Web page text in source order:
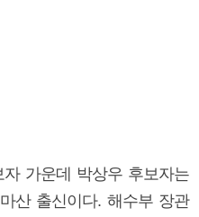
가운데 박상우 후보자는
산 출신이다. 해수부 장관